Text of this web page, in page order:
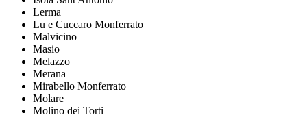
Lerma
Lu e Cuccaro Monferrato
Malvicino
Masio
Melazzo
Merana
Mirabello Monferrato
Molare
Molino dei Torti